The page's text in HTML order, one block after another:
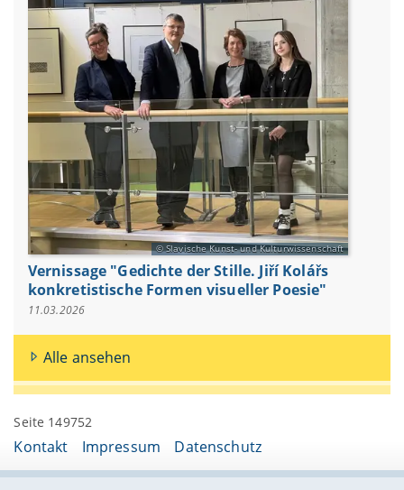
Slavische Kunst- und Kulturwissenschaft
Vernissage "Gedichte der Stille. Jiří Kolářs
konkretistische Formen visueller Poesie"
11.03.2026
Alle ansehen
Seite 149752
Kontakt Impressum Datenschutz